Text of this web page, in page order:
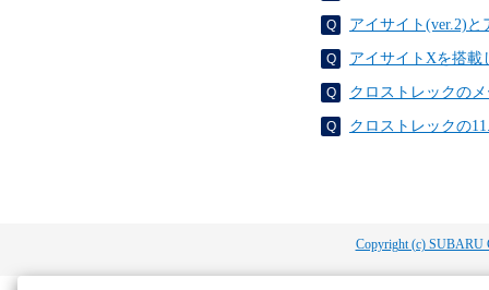
アイサイト(ver.2)
アイサイトXを搭載
クロストレックの
クロストレックの
Copyright (c) SUBARU